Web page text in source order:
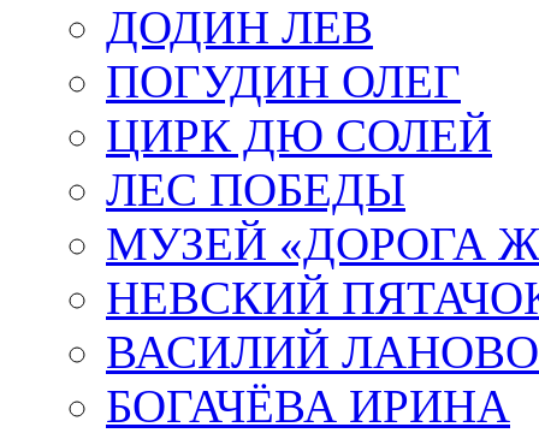
ДОДИН ЛЕВ
ПОГУДИН ОЛЕГ
ЦИРК ДЮ СОЛЕЙ
ЛЕС ПОБЕДЫ
МУЗЕЙ «ДОРОГА
НЕВСКИЙ
ВАСИЛИЙ
БОГАЧЁВА ИРИНА